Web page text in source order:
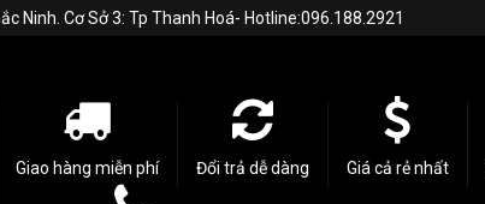
Ninh. Cơ Sở 3: Tp Thanh Hoá- Hotline:096.188.2921
Giao hàng miễn phí Đổi trả dễ dàng Giá cả rẻ nhất